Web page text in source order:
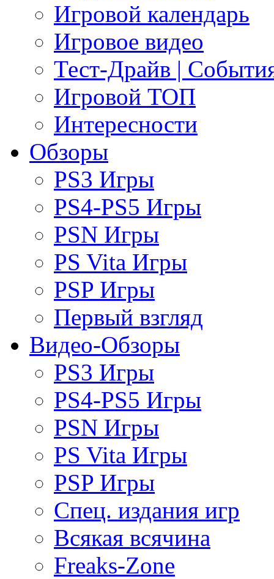
Игровой календарь
Игровое видео
Тест-Драйв |
Игровой ТОП
Интересности
Обзоры
PS3 Игры
PS4-PS5 Игры
PSN Игры
PS Vita Игры
PSP Игры
Первый взгляд
Видео-Обзоры
PS3 Игры
PS4-PS5 Игры
PSN Игры
PS Vita Игры
PSP Игры
Спец. издания игр
Всякая всячина
Freaks-Zone